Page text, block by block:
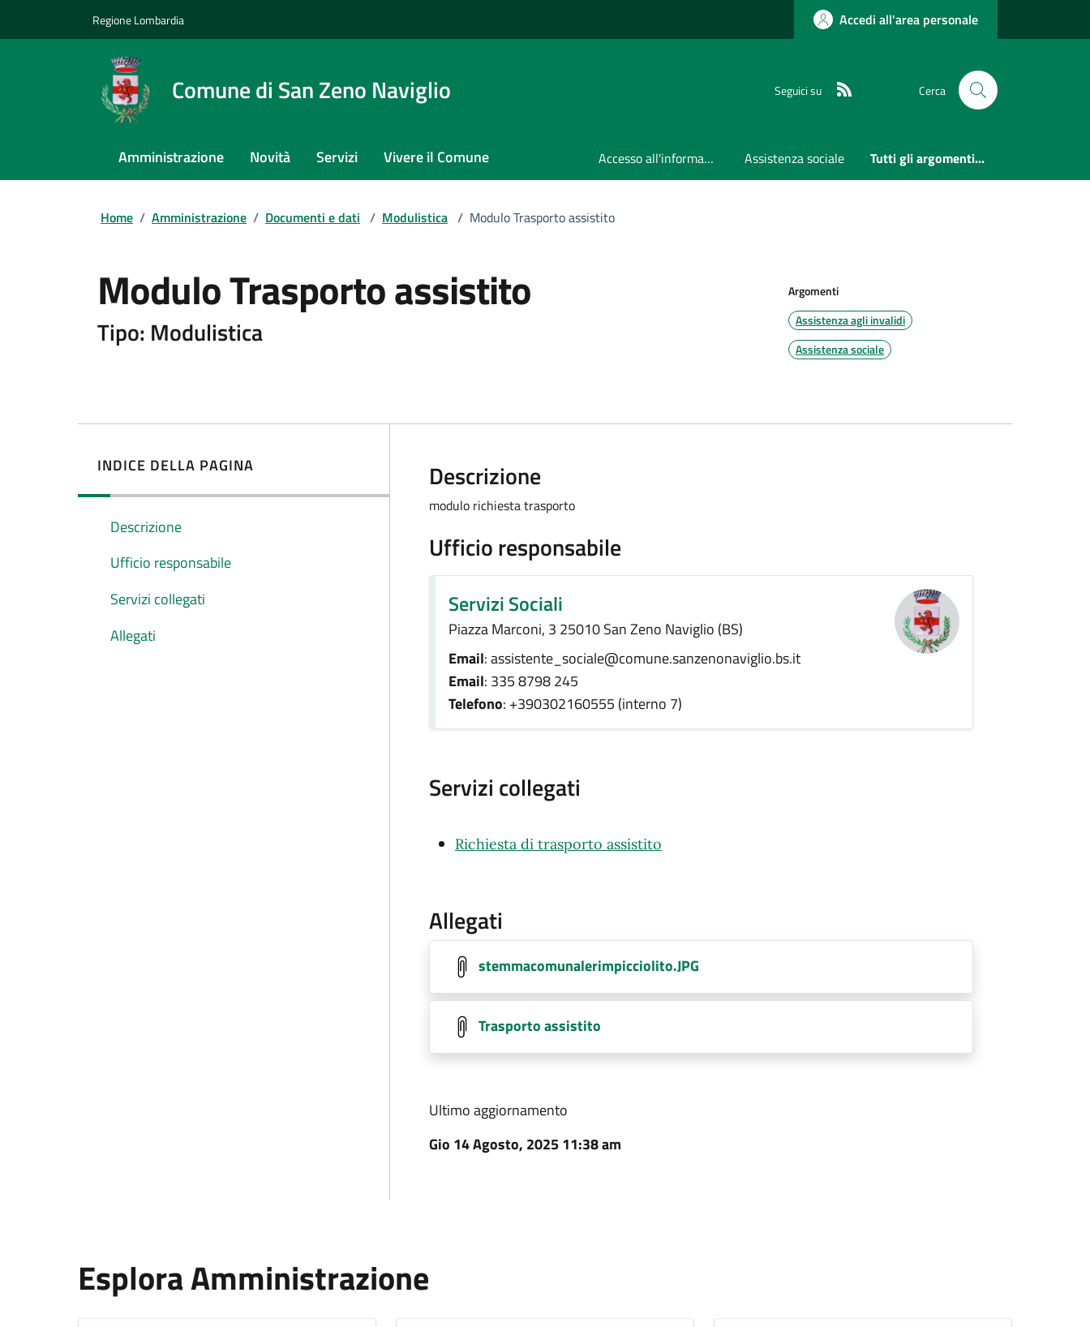
Regione Lombardia Accedi all'area personale
Comune di San Zeno Naviglio Seguici su Cerca
Amministrazione Novità Servizi Vivere il Comune Accesso all'informazione Assistenza sociale Tutti gli argomenti...
Home / Amministrazione / Documenti e dati / Modulistica / Modulo Trasporto assistito
Modulo Trasporto assistito
Tipo: Modulistica
Argomenti
Assistenza agli invalidi
Assistenza sociale
INDICE DELLA PAGINA
Descrizione
Ufficio responsabile
Servizi collegati
Allegati
Descrizione
modulo richiesta trasporto
Ufficio responsabile
Servizi Sociali
Piazza Marconi, 3 25010 San Zeno Naviglio (BS)
Email: assistente_sociale@comune.sanzenonaviglio.bs.it
Email: 335 8798 245
Telefono: +390302160555 (interno 7)
Servizi collegati
Richiesta di trasporto assistito
Allegati
stemmacomunalerimpicciolito.JPG
Trasporto assistito
Ultimo aggiornamento
Gio 14 Agosto, 2025 11:38 am
Esplora Amministrazione